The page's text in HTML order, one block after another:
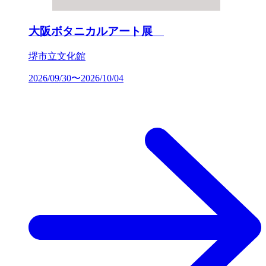
大阪ボタニカルアート展
堺市立文化館
2026/09/30〜2026/10/04